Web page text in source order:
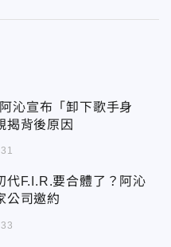
沁宣布「卸下歌手身
背後原因
代F.I.R.要合體了？阿沁
公司邀約